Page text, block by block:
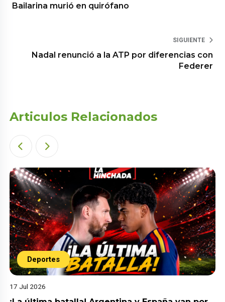
Bailarina murió en quirófano
SIGUIENTE
Nadal renunció a la ATP por diferencias con
Federer
Articulos Relacionados
Deportes
17 Jul 2026